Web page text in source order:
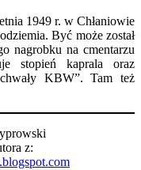
1949 r. w Chłaniowie
Być może został
nagrobku na cmentarzu
stopień kaprala oraz
KBW”. Tam też
z: